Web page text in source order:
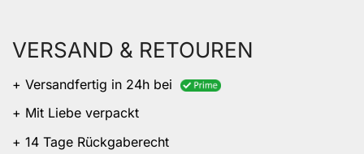
VERSAND & RETOUREN
+ Versandfertig in 24h bei
+ Mit Liebe verpackt
+ 14 Tage Rückgaberecht